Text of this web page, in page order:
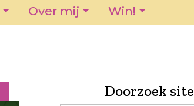
Over mij Win!
Doorzoek site